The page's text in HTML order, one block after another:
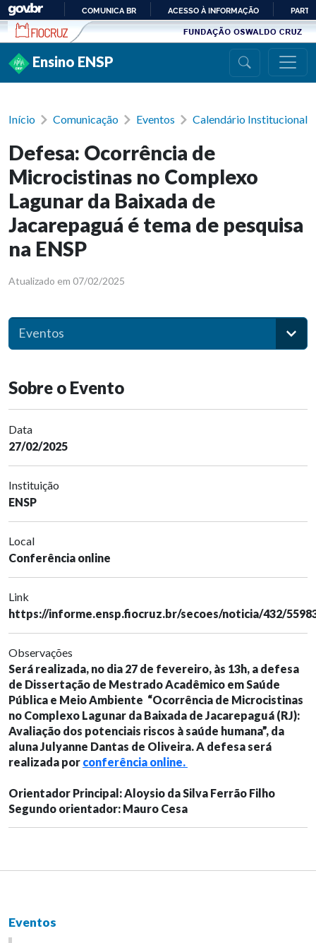
Ir para conteúdo
PARA
COMUNICA BR ACESSO À INFORMAÇÃO
Ensino ENSP
Início Comunicação Eventos Calendário Institucional
Defesa: Ocorrência de
Microcistinas no Complexo
Lagunar da Baixada de
Jacarepaguá é tema de pesquisa
na ENSP
Atualizado em 07/02/2025
Eventos
Sobre o Evento
Data
27/02/2025
Instituição
ENSP
Local
Conferência online
Link
https://informe.ensp.fiocruz.br/secoes/noticia/432/
Observações
Será realizada, no dia 27 de fevereiro, às 13h, a defesa
de Dissertação de Mestrado Acadêmico em Saúde
Pública e Meio Ambiente “Ocorrência de Microcistinas
no Complexo Lagunar da Baixada de Jacarepaguá (RJ):
Avaliação dos potenciais riscos à saúde humana”, da
aluna Julyanne Dantas de Oliveira. A defesa será
realizada por conferência online.
Orientador Principal: Aloysio da Silva Ferrão Filho
Segundo orientador: Mauro Cesa
Eventos